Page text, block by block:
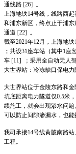
通线路 [26] 。
上海地铁14号线，线路西
和浦东新区，终点止于浦
通道 [22] 。
截至2021年12月，上海地
；共设31座车站（其中1
车 [11] ；采用全自动无人
大世界站：冷冻缺口保电力
大世界站位于金陵东路和
坑底距离电力隧道仅0.5米
续施工，就会出现渗水问
可以防止间隙渗漏水，也
我司承接14号线黄陂南路
工程。